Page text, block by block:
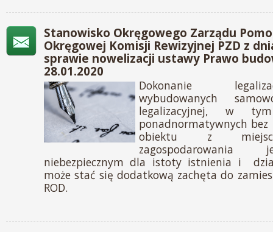
Stanowisko Okręgowego Zarządu
Okręgowej Komisji Rewizyjnej PZD z
sprawie nowelizacji ustawy Prawo
28.01.2020
Dokonanie
wybudowanych
legalizacyjnej, w
ponadnormatywnych bez
obiektu z
zagospodarowania
niebezpiecznym dla istoty istnienia i
może stać się dodatkową zachęta do
ROD.